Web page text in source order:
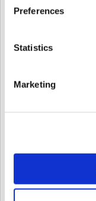
Preferences
Statistics
Marketing
Wiegan